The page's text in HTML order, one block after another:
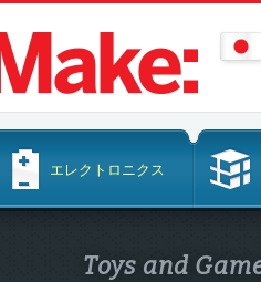
エレクトロニクス
Toys and